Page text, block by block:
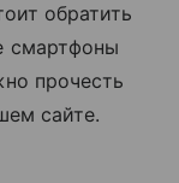
обратить
смартфоны
прочесть
сайте.